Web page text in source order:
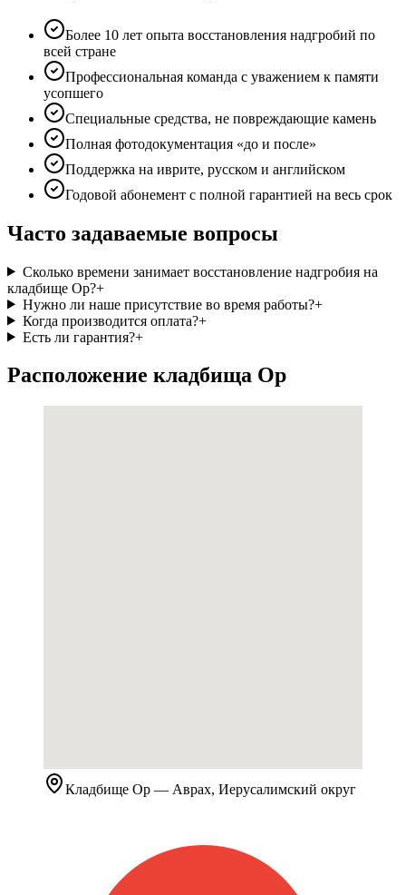
Более 10 лет опыта восстановления надгробий по
всей стране
Профессиональная команда с уважением к памяти
усопшего
Специальные средства, не повреждающие камень
Полная фотодокументация «до и после»
Поддержка на иврите, русском и английском
Годовой абонемент с полной гарантией на весь срок
Часто задаваемые вопросы
Сколько времени занимает восстановление надгробия на
кладбище Ор?+
Нужно ли наше присутствие во время работы?+
Когда производится оплата?+
Есть ли гарантия?+
Расположение кладбища Ор
Кладбище Ор — Аврах, Иерусалимский округ